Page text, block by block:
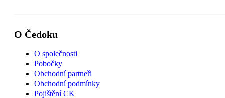
O Čedoku
O společnosti
Pobočky
Obchodní partneři
Obchodní podmínky
Pojištění CK